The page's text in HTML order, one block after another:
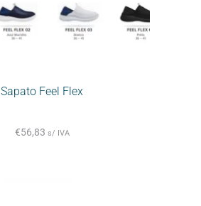
Sapato Feel Flex
€56,83 s/ IVA